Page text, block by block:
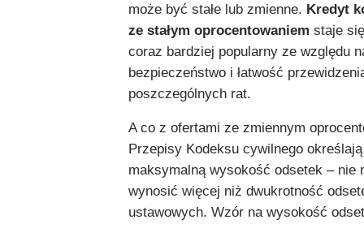
może być stałe lub zmienne. Kredyt
ze stałym oprocentowaniem staje
coraz bardziej popularny ze względu
bezpieczeństwo i łatwość
poszczególnych rat.
A co z ofertami ze zmiennym
Przepisy Kodeksu cywilnego określają
maksymalną wysokość odsetek – nie
wynosić więcej niż dwukrotność
ustawowych. Wzór na wysokość